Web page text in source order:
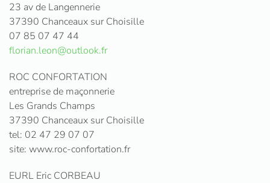
23 av de Langennerie
37390 Chanceaux sur Choisille
07 85 07 47 44
florian.leon@outlook.fr
ROC CONFORTATION
entreprise de maçonnerie
Les Grands Champs
37390 Chanceaux sur Choisille
tel: 02 47 29 07 07
site: www.roc-confortation.fr
EURL Eric CORBEAU